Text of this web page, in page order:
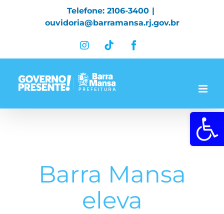
Abrir a
Telefone: 2106-3400 |
ouvidoria@barramansa.rj.gov.br
InstagramTiktok
Barra Mansa
eleva